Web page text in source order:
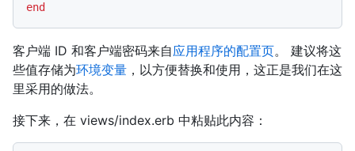
end
客户端 ID 和客户端密码来自应用程序的配置页。 建议将这
些值存储为环境变量 ，以方便替换和使用，这正是我们在这
里采用的做法。
接下来，在 views/index.erb 中粘贴此内容：